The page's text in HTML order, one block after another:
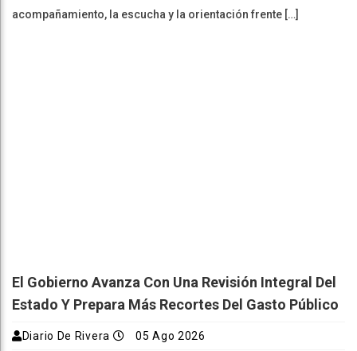
acompañamiento, la escucha y la orientación frente […]
El Gobierno Avanza Con Una Revisión Integral Del
Estado Y Prepara Más Recortes Del Gasto Público
Diario De Rivera 05 Ago 2026